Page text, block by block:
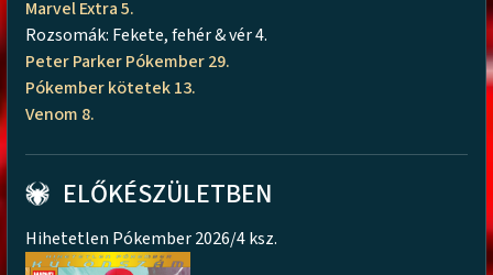
Marvel Extra 5.
Rozsomák: Fekete, fehér & vér 4.
Peter Parker Pókember 29.
Pókember kötetek 13.
Venom 8.
ELŐKÉSZÜLETBEN
Hihetetlen Pókember 2026/4 ksz.